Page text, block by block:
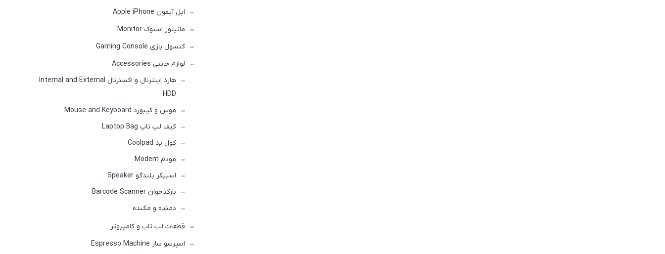
اپل آیفون Apple iPhone
مانیتور استوک Monitor
کنسول بازی Gaming Console
لوازم جانبی Accessories
هارد اینترنال و اکسترنال Internal and External
HDD
موس و کیبورد Mouse and Keyboard
کیف لپ تاپ Laptop Bag
کول پد Coolpad
مودم Modem
اسپیکر بلندگو Speaker
بارکدخوان Barcode Scanner
دمنده و مکنده
قطعات لپ تاپ و کامپیوتر
اسپرسو ساز Espresso Machine